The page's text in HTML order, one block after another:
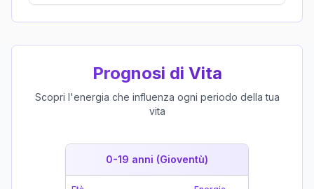
Prognosi di Vita
Scopri l'energia che influenza ogni periodo della tua
vita
0-19 anni (Gioventù)